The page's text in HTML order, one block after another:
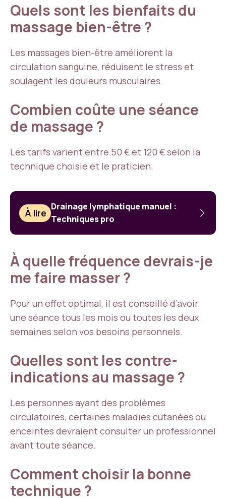
Quels sont les bienfaits du
massage bien-être ?
Les massages bien-être améliorent la
circulation sanguine, réduisent le stress et
soulagent les douleurs musculaires.
Combien coûte une séance
de massage ?
Les tarifs varient entre 50 € et 120 € selon la
technique choisie et le praticien.
À lire
Drainage lymphatique manuel :
Techniques pro
À quelle fréquence devrais-je
me faire masser ?
Pour un effet optimal, il est conseillé d’avoir
une séance tous les mois ou toutes les deux
semaines selon vos besoins personnels.
Quelles sont les contre-
indications au massage ?
Les personnes ayant des problèmes
circulatoires, certaines maladies cutanées ou
enceintes devraient consulter un professionnel
avant toute séance.
Comment choisir la bonne
technique ?